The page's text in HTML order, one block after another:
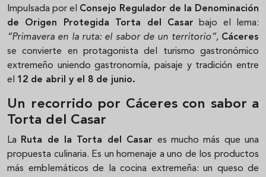
Impulsada por el Consejo Regulador de la Denominación
de Origen Protegida Torta del Casar bajo el lema:
“Primavera en la ruta: el sabor de un territorio”, Cáceres
se convierte en protagonista del turismo gastronómico
extremeño uniendo gastronomía, paisaje y tradición entre
el 12 de abril y el 8 de junio.
Un recorrido por Cáceres con sabor a
Torta del Casar
La Ruta de la Torta del Casar es mucho más que una
propuesta culinaria. Es un homenaje a uno de los productos
más emblemáticos de la cocina extremeña: un queso de